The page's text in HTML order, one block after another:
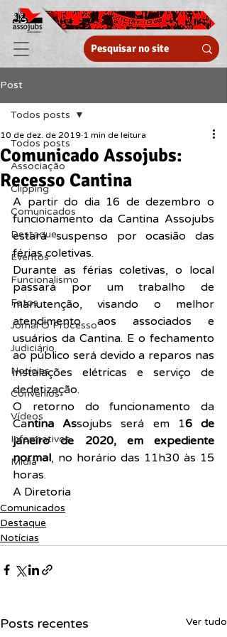
Post
Todos posts
Associação
Clipping
Comunicados
Destaque
Eventos
Funcionalismo
Fotos
Jornal O Processo
Judiciário
Notícias
Convênios
Vídeos
Informativos
Midia
Todos posts
Comunicado Assojubs:
Recesso Cantina
10 de dez. de 2019 1 min de leitura
A partir do dia 16 de dezembro o
funcionamento da Cantina Assojubs
estará suspenso por ocasião das
férias coletivas.
Durante as férias coletivas, o local
passará por um trabalho de
manutenção, visando o melhor
atendimento aos associados e
usuários da Cantina. E o fechamento
ao público será devido a reparos nas
instalações elétricas e serviço de
dedetização.
O retorno do funcionamento da
Cantina Assojubs será em 16 de
janeiro de 2020, em expediente
normal, no horário das 11h30 às 15
horas.
A Diretoria
Comunicados
Destaque
Notícias
Posts recentes Ver tudo